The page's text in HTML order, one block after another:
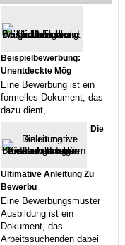
Beispielbewerbung:
Unentdeckte Mög
Eine Bewerbung ist ein
formelles Dokument, das
dazu dient,
Die
Ultimative Anleitung Zu
Bewerbu
Eine Bewerbungsmuster
Ausbildung ist ein
Dokument, das
Arbeitssuchenden dabei